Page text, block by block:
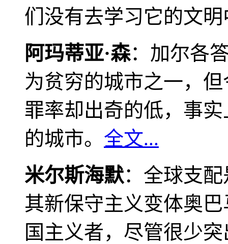
们没有去学习它的文
阿玛蒂亚·森：加尔各
为贫穷的城市之一，
罪率却出奇的低，事
的城市。 全文...
米尔斯海默：全球支
其新保守主义变体奥
国主义者，尽管很少